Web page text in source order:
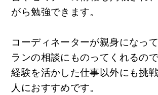
がら勉強できます。
コーディネーターが親身になっ
ランの相談にものってくれるの
経験を活かした仕事以外にも挑
人におすすめです。